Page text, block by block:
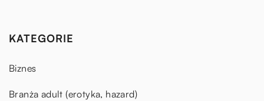
KATEGORIE
Biznes
Branża adult (erotyka, hazard)